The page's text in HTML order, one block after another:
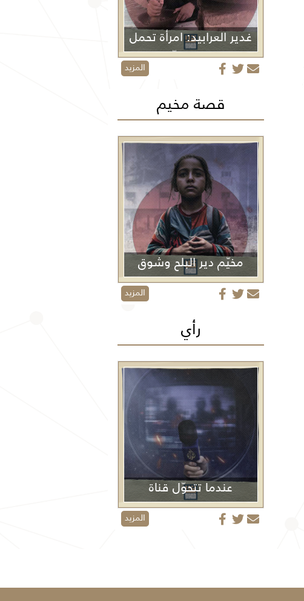
غدير العرابيد: امرأة تحمل
غزة في كفّيها
المزيد
قصة مخيم
مخيّم دير البلح وشوق
الأولاد
المزيد
رأي
عندما تتحوّل قناة
الجزيرة من منبر إعلامي إلى منصة دعائية
المزيد